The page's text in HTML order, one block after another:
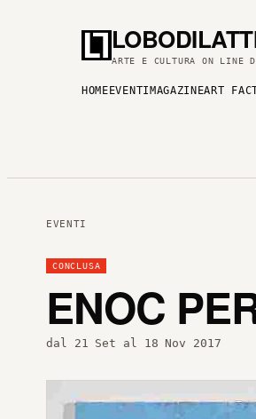
ARTE E CULTURA ON LINE
HOME EVENTI MAGAZINEART
EVENTI
CONCLUSA
ENOC
dal 21 Set al 18 Nov 2017